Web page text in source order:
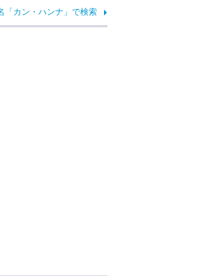
「カン・ハンナ」で検索